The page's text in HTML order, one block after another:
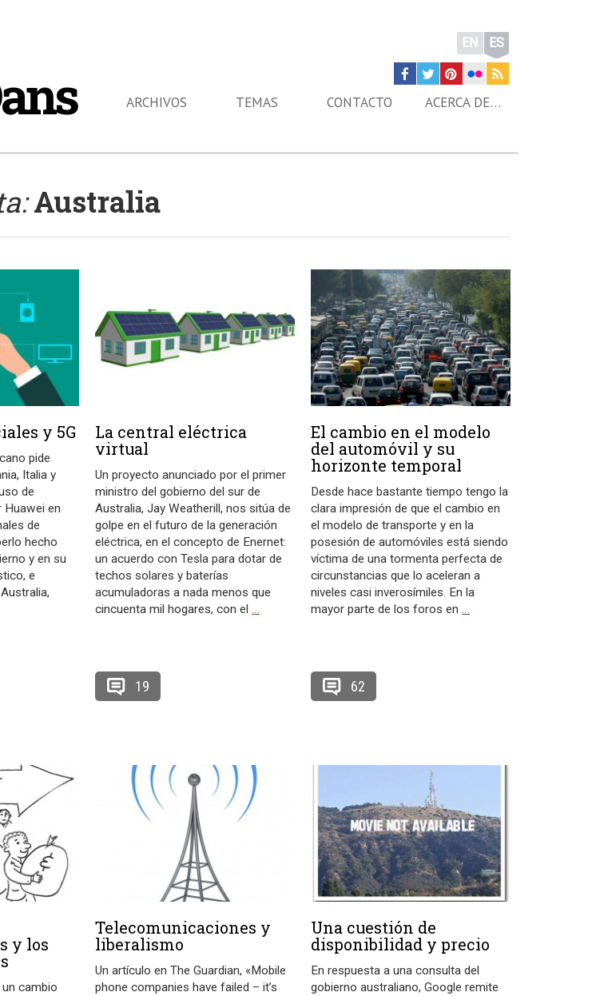
EN ES
ARCHIVOS TEMAS CONTACTO ACERCA DE…
Australia
y 5G
pide
Italia y
de
Huawei en
de
hecho
y en su
e
La central eléctrica
virtual
Un proyecto anunciado por el primer
ministro del gobierno del sur de
Australia, Jay Weatherill, nos sitúa de
golpe en el futuro de la generación
eléctrica, en el concepto de Enernet:
un acuerdo con Tesla para dotar de
techos solares y baterías
acumuladoras a nada menos que
cincuenta mil hogares, con el…
19
El cambio en el modelo
del automóvil y su
horizonte temporal
Desde hace bastante tiempo tengo la
clara impresión de que el cambio en
el modelo de transporte y en la
posesión de automóviles está siendo
víctima de una tormenta perfecta de
circunstancias que lo aceleran a
niveles casi inverosímiles. En la
mayor parte de los foros en…
62
y los
un cambio
Telecomunicaciones y
liberalismo
Un artículo en The Guardian, «Mobile
phone companies have failed – it’s
Una cuestión de
disponibilidad y precio
En respuesta a una consulta del
gobierno australiano, Google remite